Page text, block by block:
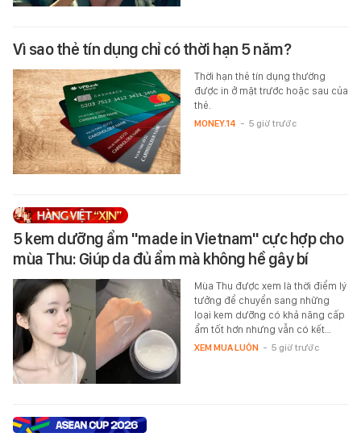
Vì sao thẻ tín dụng chỉ có thời hạn 5 năm?
Thời hạn thẻ tín dụng thường
được in ở mặt trước hoặc sau của
thẻ.
MONEY.14 - 5 giờ trước
5 kem dưỡng ẩm "made in Vietnam" cực hợp cho
mùa Thu: Giúp da đủ ẩm mà không hề gây bí
Mùa Thu được xem là thời điểm lý
tưởng để chuyển sang những
loại kem dưỡng có khả năng cấp
ẩm tốt hơn nhưng vẫn có kết…
XEM MUA LUÔN - 5 giờ trước